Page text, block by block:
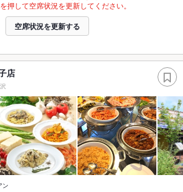
押して空席状況を更新してください。
空席状況を更新する
店
ン